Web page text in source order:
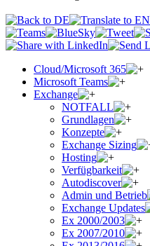
Cloud/Microsoft 365
Microsoft Teams
Exchange
NOTFALL
Grundlagen
Konzepte
Exchange Sizing
Hosting
Verfügbarkeit
Autodiscover
Admin und Betrieb
Exchange Updates
Ex 2000/2003
Ex 2007/2010